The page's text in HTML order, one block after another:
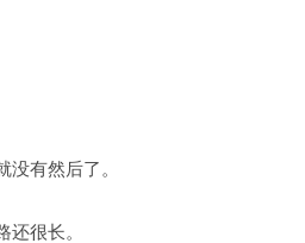
有然后了。
很长。